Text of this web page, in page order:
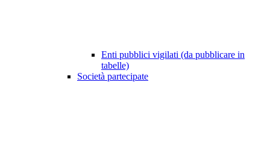
Enti pubblici vigilati (da pubblicare in
tabelle)
Società partecipate